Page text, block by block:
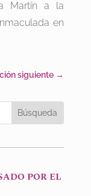
Martín a la
en
siguiente →
POR EL